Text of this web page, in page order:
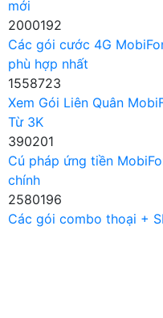
mới
2000192
Các gói cước 4G
phù hợp nhất
1558723
Xem Gói Liên Quân
Từ 3K
390201
Cú pháp ứng tiền
chính
2580196
Các gói combo thoại +